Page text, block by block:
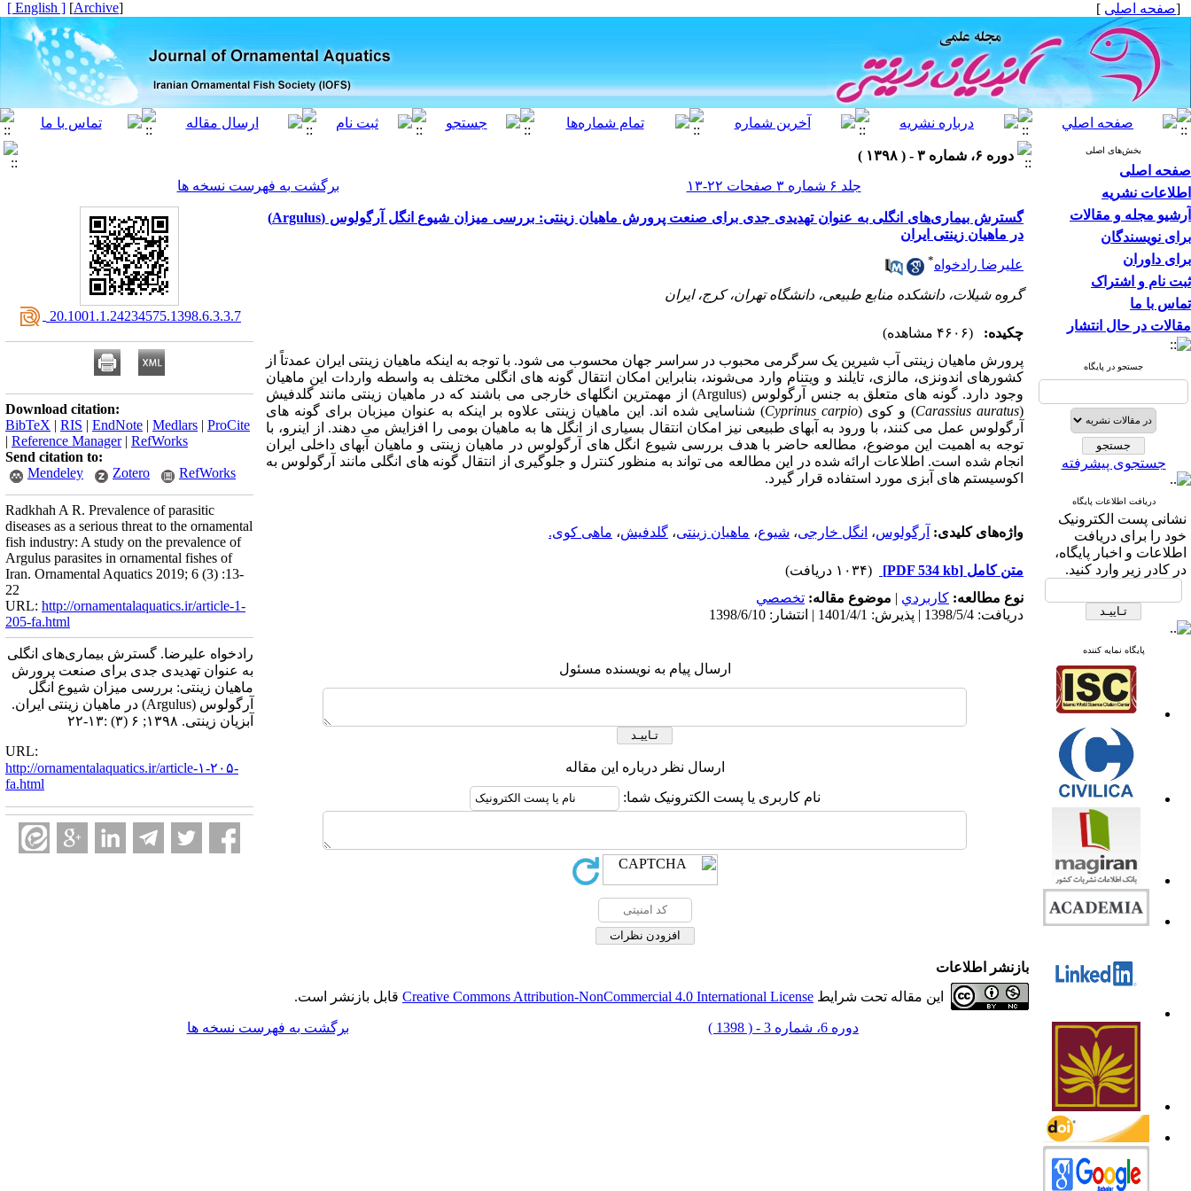
[صفحه اصلی ]
[
Archive
]
[ English ]
بخش‌های اصلی
صفحه اصلی
اطلاعات نشریه
آرشیو مجله و مقالات
برای نویسندگان
برای داوران
ثبت نام و اشتراک
تماس با ما
مقالات در حال انتشار
جستجو در پایگاه
جستجوی پیشرفته
دریافت اطلاعات پایگاه
نشانی پست الکترونیک
خود را برای دریافت
اطلاعات و اخبار پایگاه،
در کادر زیر وارد کنید.
پایگاه نمایه کننده
دوره ۶، شماره ۳ - ( ۱۳۹۸ )
جلد ۶ شماره ۳ صفحات ۲۲-۱۳
برگشت به فهرست نسخه ها
گسترش بیماری‌های انگلی به عنوان تهدیدی جدی برای صنعت پرورش ماهیان زینتی: بررسی میزان شیوع انگل آرگولوس (Argulus)
در ماهیان زینتی ایران
علیرضا رادخواه*
گروه شیلات، دانشکده منابع طبیعی، دانشگاه تهران، کرج، ایران
چکیده:
(۴۶۰۶ مشاهده)
پرورش ماهیان زینتی آب شیرین یک سرگرمی محبوب در سراسر جهان محسوب می­ شود. با توجه به اینکه ماهیان زینتی ایران عمدتاً از
کشورهای اندونزی، مالزی، تایلند و ویتنام وارد می‌شوند، بنابراین امکان انتقال گونه ­های انگلی مختلف به ­واسطه واردات این ماهیان
وجود دارد. گونه­ های متعلق به جنس آرگولوس (Argulus) از مهم­ترین انگل­های خارجی می­ باشند که در ماهیان زینتی مانند گلدفیش
(
Carassius auratus) و کوی (Cyprinus carpio) شناسایی شده ­اند. این ماهیان زینتی علاوه بر اینکه به عنوان میزبان برای گونه ­های
آرگولوس عمل می­ کنند، با ورود به آبهای طبیعی نیز امکان انتقال بسیاری از انگل­ ها به ماهیان بومی را افزایش می­ دهند. از اینرو، با
توجه به اهمیت این موضوع، مطالعه حاضر با هدف بررسی شیوع انگل­ های آرگولوس در ماهیان زینتی و ماهیان آبهای داخلی ایران
انجام شده است. اطلاعات ارائه شده در این مطالعه می­ تواند به­ منظور کنترل و جلوگیری از انتقال گونه ­های انگلی مانند آرگولوس به
اکوسیستم­ های آبزی مورد استفاده قرار گیرد.
واژه‌های کلیدی: آرگولوس، انگل خارجی، شیوع، ماهیان زینتی، گلدفیش، ماهی کوی.
متن کامل [PDF 534 kb]
(۱۰۳۴ دریافت)
نوع مطالعه: كاربردي | موضوع مقاله: تخصصي
دریافت: 1398/5/4 | پذیرش: 1401/4/1 | انتشار: 1398/6/10
ارسال پیام به نویسنده مسئول
ارسال نظر درباره این مقاله
نام کاربری یا پست الکترونیک شما:
‎ 20.1001.1.24234575.1398.6.3.3.7
Download citation:
BibTeX | RIS | EndNote | Medlars | ProCite
| Reference Manager| RefWorks
Send citation to:
Mendeley
Zotero RefWorks
Radkhah A R. Prevalence of parasitic
diseases as a serious threat to the ornamental
fish industry: A study on the prevalence of
Argulus parasites in ornamental fishes of
Iran. Ornamental Aquatics 2019; 6 (3) :13-
22
URL: http://ornamentalaquatics.ir/article-1-
205-fa.html
رادخواه علیرضا. گسترش بیماری‌های انگلی
به عنوان تهدیدی جدی برای صنعت پرورش
ماهیان زینتی: بررسی میزان شیوع انگل
آرگولوس (Argulus) در ماهیان زینتی ایران.
آبزیان زینتی. ۱۳۹۸; ۶ (۳) :۱۳-۲۲
URL:
http://ornamentalaquatics.ir/article-۱-۲۰۵-
fa.html
بازنشر اطلاعات
این مقاله تحت شرایط Creative Commons Attribution-NonCommercial 4.0 International License قابل بازنشر است.
دوره 6، شماره 3 - ( 1398 ) برگشت به فهرست نسخه ها